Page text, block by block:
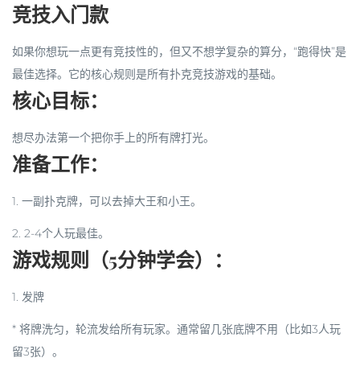
竞技入门款
如果你想玩一点更有竞技性的，但又不想学复杂的算分，“跑得快”是
最佳选择。它的核心规则是所有扑克竞技游戏的基础。
核心目标：
想尽办法第一个把你手上的所有牌打光。
准备工作：
1. 一副扑克牌，可以去掉大王和小王。
2. 2-4个人玩最佳。
游戏规则（5分钟学会）：
1. 发牌
* 将牌洗匀，轮流发给所有玩家。通常留几张底牌不用（比如3人玩
留3张）。